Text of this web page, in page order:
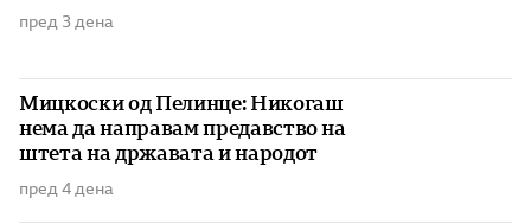
пред 3 дена
Мицкоски од Пелинце: Никогаш
нема да направам предавство на
штета на државата и народот
пред 4 дена